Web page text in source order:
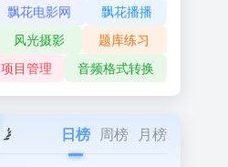
飘花电影网
飘花播播
风光摄影
题库练习
项目管理 音频格式转换
日榜 周榜 月榜